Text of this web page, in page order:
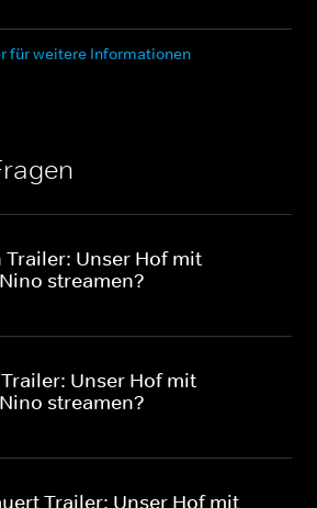
für weitere Informationen
Trailer: Unser Hof mit
streamen?
Unser Hof mit
streamen?
Trailer: Unser Hof mit